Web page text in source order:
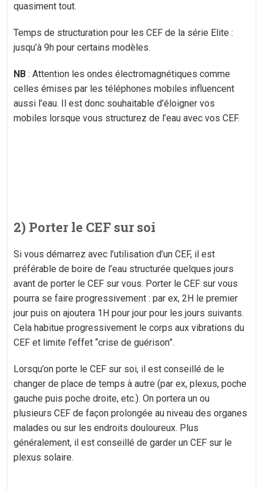
quasiment tout.
Temps de structuration pour les CEF de la série Elite :
jusqu’à 9h pour certains modèles.
NB : Attention les ondes électromagnétiques comme
celles émises par les téléphones mobiles influencent
aussi l’eau. Il est donc souhaitable d’éloigner vos
mobiles lorsque vous structurez de l’eau avec vos CEF.
2) Porter le CEF sur soi
Si vous démarrez avec l’utilisation d’un CEF, il est
préférable de boire de l’eau structurée quelques jours
avant de porter le CEF sur vous. Porter le CEF sur vous
pourra se faire progressivement : par ex, 2H le premier
jour puis on ajoutera 1H pour jour pour les jours suivants.
Cela habitue progressivement le corps aux vibrations du
CEF et limite l’effet “crise de guérison”.
Lorsqu’on porte le CEF sur soi, il est conseillé de le
changer de place de temps à autre (par ex, plexus, poche
gauche puis poche droite, etc.). On portera un ou
plusieurs CEF de façon prolongée au niveau des organes
malades ou sur les endroits douloureux. Plus
généralement, il est conseillé de garder un CEF sur le
plexus solaire.